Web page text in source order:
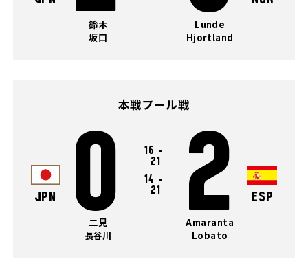
鈴木
坂口
Lunde
Hjortland
本戦プール戦
JPN 0 16 -
21
14 -
21
2 ESP
二見
長谷川
Amaranta
Lobato